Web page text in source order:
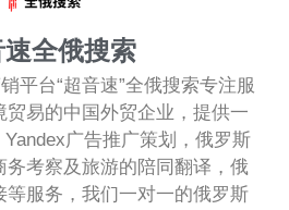
速全俄搜索
平台“超音速”全俄搜索专注服
易的中国外贸企业，提供一
广告推广策划，俄罗斯
务考察及旅游的陪同翻译，俄
等服务，我们一对一的俄罗斯